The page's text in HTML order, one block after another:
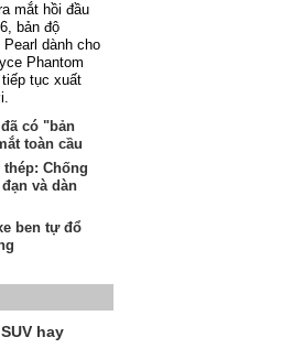
mắt hồi đầu
bản độ
Pearl dành cho
Phantom
tục xuất
có "bản
toàn cầu
thép: Chống
và dàn
ben tự đổ
hay